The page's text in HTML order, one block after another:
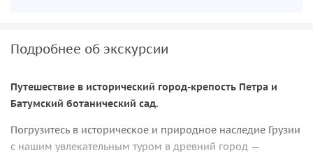
Подробнее об экскурсии
Путешествие в исторический город-крепость Петра и
Батумский ботанический сад.
Погрузитесь в историческое и природное наследие Грузии
с нашим увлекательным туром в древний город —